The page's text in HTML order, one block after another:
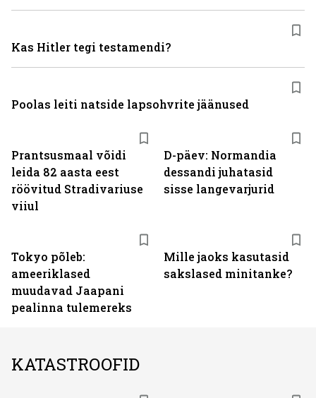
Prantsusmaal võidi
leida 82 aasta eest
röövitud Stradivariuse
viiul
D-päev: Normandia
dessandi juhatasid
sisse langevarjurid
Tokyo põleb:
ameeriklased
muudavad Jaapani
pealinna tulemereks
Mille jaoks kasutasid
sakslased minitanke?
Kas Hitler tegi testamendi?
Poolas leiti natside lapsohvrite jäänused
KATASTROOFID